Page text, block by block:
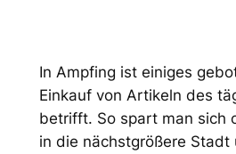
In Ampfing ist einiges
Einkauf von Artikeln des
betrifft. So spart man sich
in die nächstgrößere Stadt